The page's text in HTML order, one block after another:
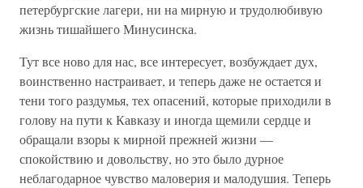
петербургские лагери, ни на мирную и трудолюбивую
жизнь тишайшего Минусинска.
Тут все ново для нас, все интересует, возбуждает дух,
воинственно настраивает, и теперь даже не остается и
тени того раздумья, тех опасений, которые приходили в
голову на пути к Кавказу и иногда щемили сердце и
обращали взоры к мирной прежней жизни —
спокойствию и довольству, но это было дурное
неблагодарное чувство маловерия и малодушия. Теперь